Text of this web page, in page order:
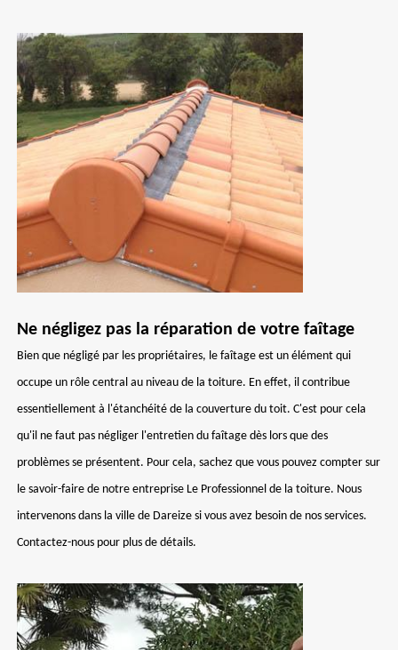
Ne négligez pas la réparation de votre faîtage
Bien que négligé par les propriétaires, le faîtage est un élément qui
occupe un rôle central au niveau de la toiture. En effet, il contribue
essentiellement à l'étanchéité de la couverture du toit. C'est pour cela
qu'il ne faut pas négliger l'entretien du faîtage dès lors que des
problèmes se présentent. Pour cela, sachez que vous pouvez compter sur
le savoir-faire de notre entreprise Le Professionnel de la toiture. Nous
intervenons dans la ville de Dareize si vous avez besoin de nos services.
Contactez-nous pour plus de détails.